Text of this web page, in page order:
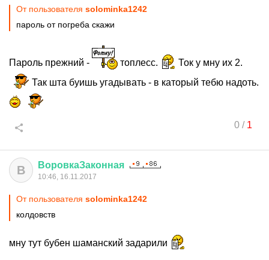
От пользователя solominka1242
пароль от погреба скажи
Пароль прежний - топлесс.
Ток у мну их 2.
Так шта буишь угадывать - в каторый тебю надоть.
0/ 1
В ВоровкаЗаконная
10:46, 16.11.2017
От пользователя solominka1242
колдовств
мну тут бубен шаманский задарили